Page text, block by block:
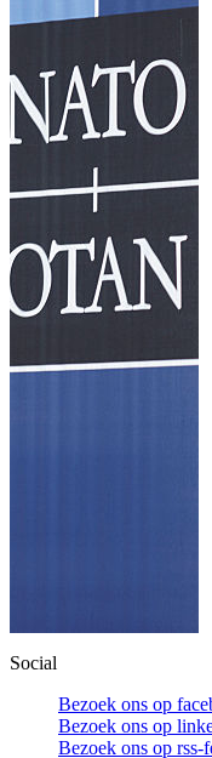
Social
Bezoek ons op
Bezoek ons op
Bezoek ons op rss-